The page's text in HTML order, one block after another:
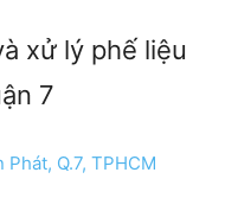
xử lý phế liệu
7
Q.7, TPHCM